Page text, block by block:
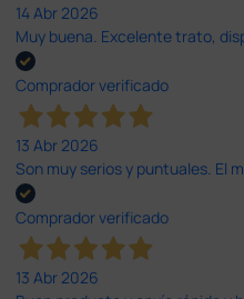
14 Abr 2026
Muy buena. Excelente trato,
Comprador verificado
13 Abr 2026
Son muy serios y puntuales. El
Comprador verificado
13 Abr 2026